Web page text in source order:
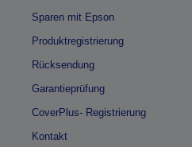
Sparen mit Epson
Produktregistrierung
Rücksendung
Garantieprüfung
CoverPlus- Registrierung
Kontakt